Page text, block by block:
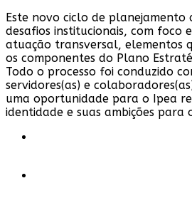
Este novo ciclo de planejamento
desafios institucionais, com foco
atuação transversal, elementos
os componentes do Plano
Todo o processo foi conduzido
servidores(as) e
uma oportunidade para o Ipea
identidade e suas ambições para